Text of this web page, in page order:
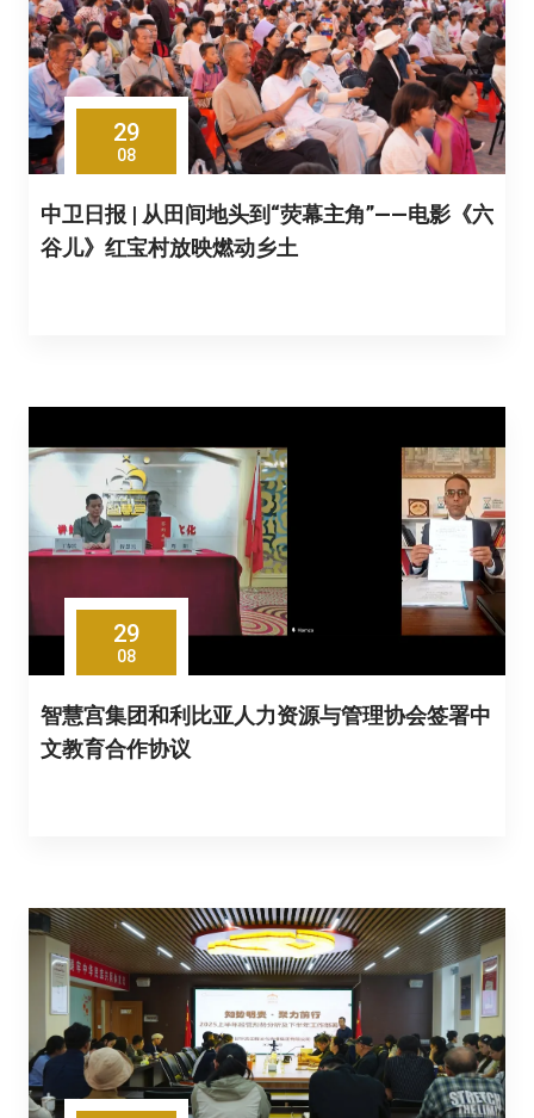
29
08
中卫日报 | 从田间地头到“荧幕主角”——电影《六
谷儿》红宝村放映燃动乡土
29
08
智慧宫集团和利比亚人力资源与管理协会签署中
文教育合作协议